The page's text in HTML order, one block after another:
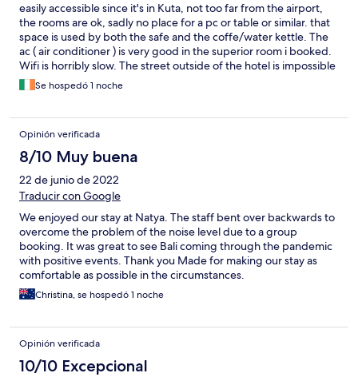
easily accessible since it's in Kuta, not too far from the airport,
the rooms are ok, sadly no place for a pc or table or similar. that
space is used by both the safe and the coffe/water kettle. The
ac ( air conditioner ) is very good in the superior room i booked.
Wifi is horribly slow. The street outside of the hotel is impossible
to cross. Never stops.
Se hospedó 1 noche
Opinión verificada
8/10 Muy buena
22 de junio de 2022
Traducir con Google
We enjoyed our stay at Natya. The staff bent over backwards to
overcome the problem of the noise level due to a group
booking. It was great to see Bali coming through the pandemic
with positive events. Thank you Made for making our stay as
comfortable as possible in the circumstances.
Christina, se hospedó 1 noche
Opinión verificada
10/10 Excepcional